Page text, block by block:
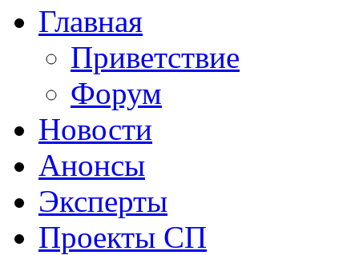
Главная
Приветствие
Форум
Новости
Анонсы
Эксперты
Проекты СП